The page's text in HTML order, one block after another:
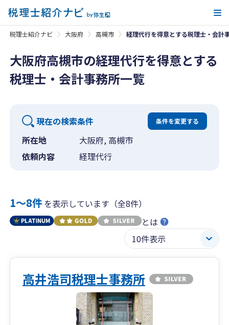
税理士紹介ナビ 大阪府 高槻市 経理代行を得意とする税理士・会計
大阪府高槻市の経理代行を得意とする
税理士・会計事務所一覧
現在の検索条件 条件を変更する
所在地
大阪府, 高槻市
依頼内容
経理代行
1〜8件を表示しています（全8件）
とは
高井浩司税理士事務所